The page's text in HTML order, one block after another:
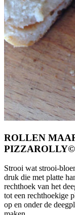
ROLLEN
PIZZAROLLY©
Strooi wat strooi-
druk die met platte
rechthoek van het
tot een rechthoekige
op en onder de